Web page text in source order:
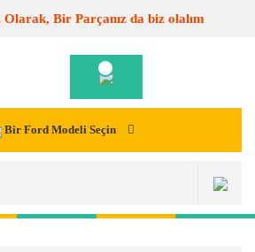
Olarak, Bir Parçanız da biz olalım
Bir Ford Modeli Seçin